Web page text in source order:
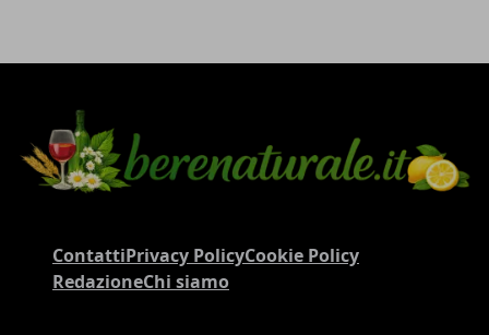
ContattiPrivacy PolicyCookie Policy
RedazioneChi siamo